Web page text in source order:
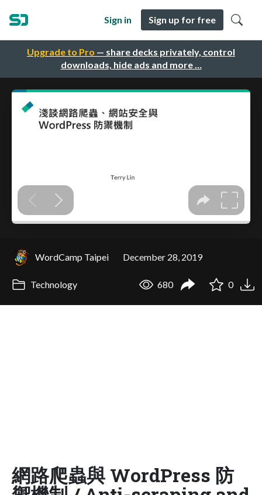
Upgrade to Pro — share decks privately, control
downloads, hide ads and more …
Sign in Sign up for free
WordCamp Taipei December 28, 2019
Technology 680 0
網路爬蟲與 WordPress 防